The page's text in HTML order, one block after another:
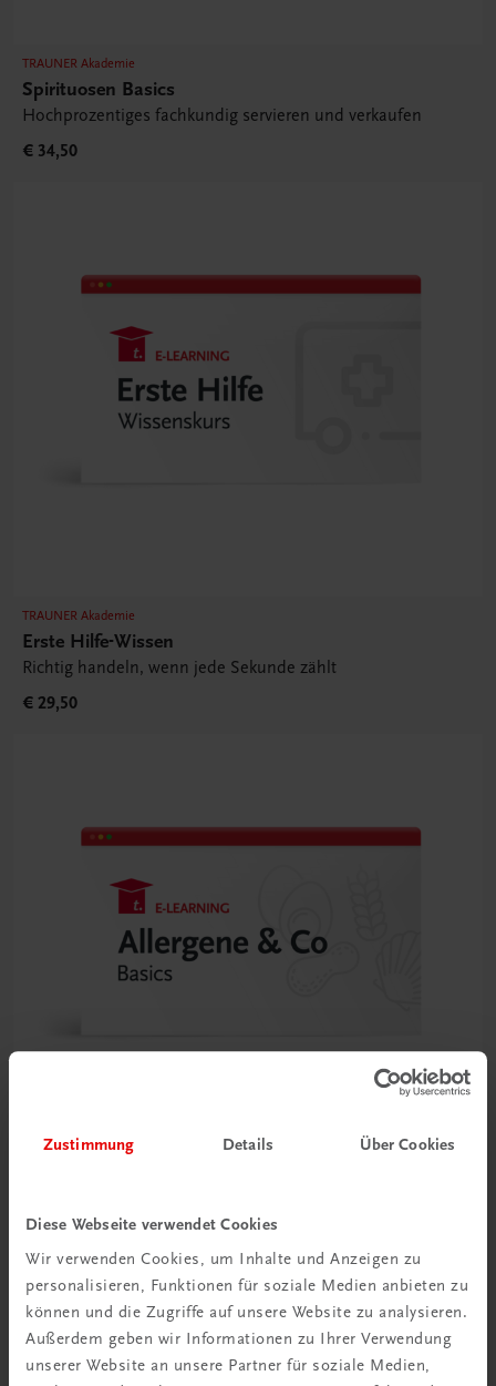
Zustimmung Details Über Cookies
Diese Webseite verwendet Cookies
Wir verwenden Cookies, um Inhalte und Anzeigen zu
personalisieren, Funktionen für soziale Medien anbieten zu
können und die Zugriffe auf unsere Website zu analysieren.
Außerdem geben wir Informationen zu Ihrer Verwendung
unserer Website an unsere Partner für soziale Medien,
TRAUNER Akademie
Spirituosen Basics
Hochprozentiges fachkundig servieren und verkaufen
€ 34,50
TRAUNER Akademie
Erste Hilfe-Wissen
Richtig handeln, wenn jede Sekunde zählt
€ 29,50
Unverträglichkeiten verstehen – Gäste sicher beraten
€ 24,50